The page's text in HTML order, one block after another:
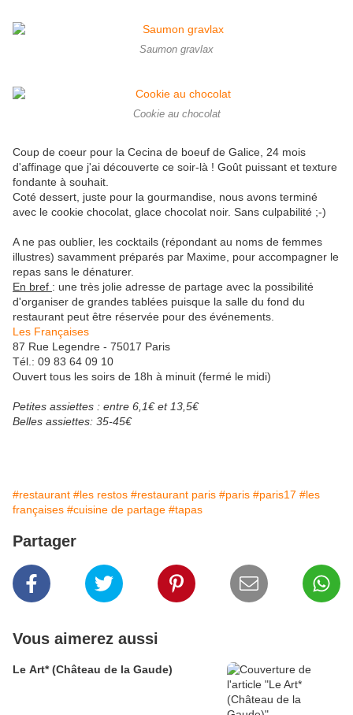
Saumon gravlax
Cookie au chocolat
Coup de coeur pour la Cecina de boeuf de Galice, 24 mois
d'affinage que j'ai découverte ce soir-là ! Goût puissant et texture
fondante à souhait.
Coté dessert, juste pour la gourmandise, nous avons terminé
avec le cookie chocolat, glace chocolat noir. Sans culpabilité ;-)
A ne pas oublier, les cocktails (répondant au noms de femmes
illustres) savamment préparés par Maxime, pour accompagner le
repas sans le dénaturer.
En bref : une très jolie adresse de partage avec la possibilité
d'organiser de grandes tablées puisque la salle du fond du
restaurant peut être réservée pour des événements.
Les Françaises
87 Rue Legendre - 75017 Paris
Tél.: 09 83 64 09 10
Ouvert tous les soirs de 18h à minuit (fermé le midi)
Petites assiettes : entre 6,1€ et 13,5€
Belles assiettes: 35-45€
#restaurant #les restos #restaurant paris #paris #paris17 #les
françaises #cuisine de partage #tapas
Partager
Vous aimerez aussi
Le Art* (Château de la Gaude)